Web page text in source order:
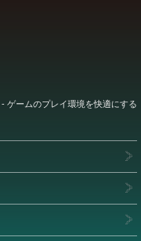
ゲームのプレイ環境を快適にする